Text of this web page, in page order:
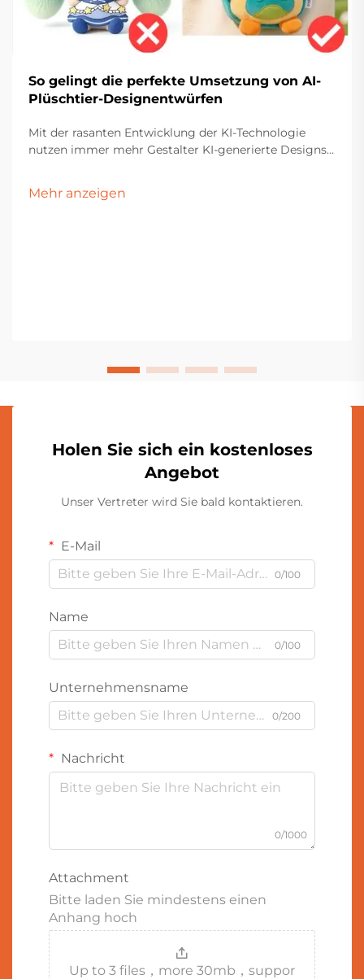
So gelingt die perfekte Umsetzung von AI-
Plüschtier-Designentwürfen
Mit der rasanten Entwicklung der KI-Technologie
nutzen immer mehr Gestalter KI-generierte Designs
besteht jedoch häufig eine Diskrepanz zwischen dem
Mehr anzeigen
Holen Sie sich ein kostenloses
Angebot
Unser Vertreter wird Sie bald kontaktieren.
E-Mail
0/100
Name
0/100
Unternehmensname
0/200
Nachricht
0/1000
Attachment
Bitte laden Sie mindestens einen
Anhang hoch
Up to 3 files，more 30mb，suppor